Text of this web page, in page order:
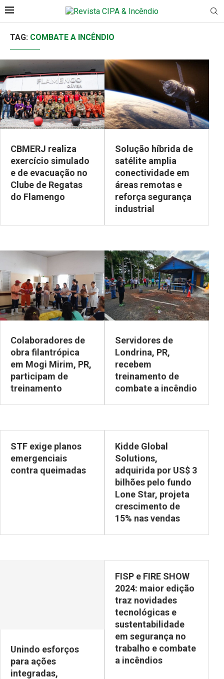
TAG: COMBATE A INCÊNDIO
CBMERJ realiza
exercício simulado
e de evacuação no
Clube de Regatas
do Flamengo
Solução híbrida de
satélite amplia
conectividade em
áreas remotas e
reforça segurança
industrial
Colaboradores de
obra filantrópica
em Mogi Mirim, PR,
participam de
treinamento
Servidores de
Londrina, PR,
recebem
treinamento de
combate a incêndio
STF exige planos
emergenciais
contra queimadas
Kidde Global
Solutions,
adquirida por US$ 3
bilhões pelo fundo
Lone Star, projeta
crescimento de
15% nas vendas
Unindo esforços
para ações
integradas,
FISP e FIRE SHOW
2024: maior edição
traz novidades
tecnológicas e
sustentabilidade
em segurança no
trabalho e combate
a incêndios